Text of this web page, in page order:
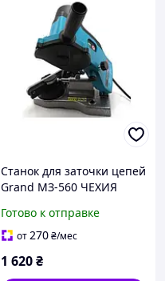
Станок для заточки цепей
Grand МЗ-560 ЧЕХИЯ
Готово к отправке
от270₴/мес
1 620₴